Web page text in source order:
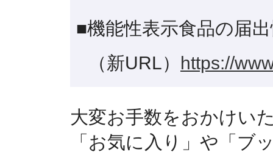
■機能性表示食品の届
（新URL） https://
大変お手数をおかけい
「お気に入り」や「ブ